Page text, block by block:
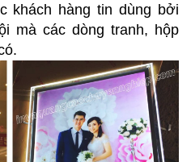
khách hàng tin dùng bởi
mà các dòng tranh, hộp